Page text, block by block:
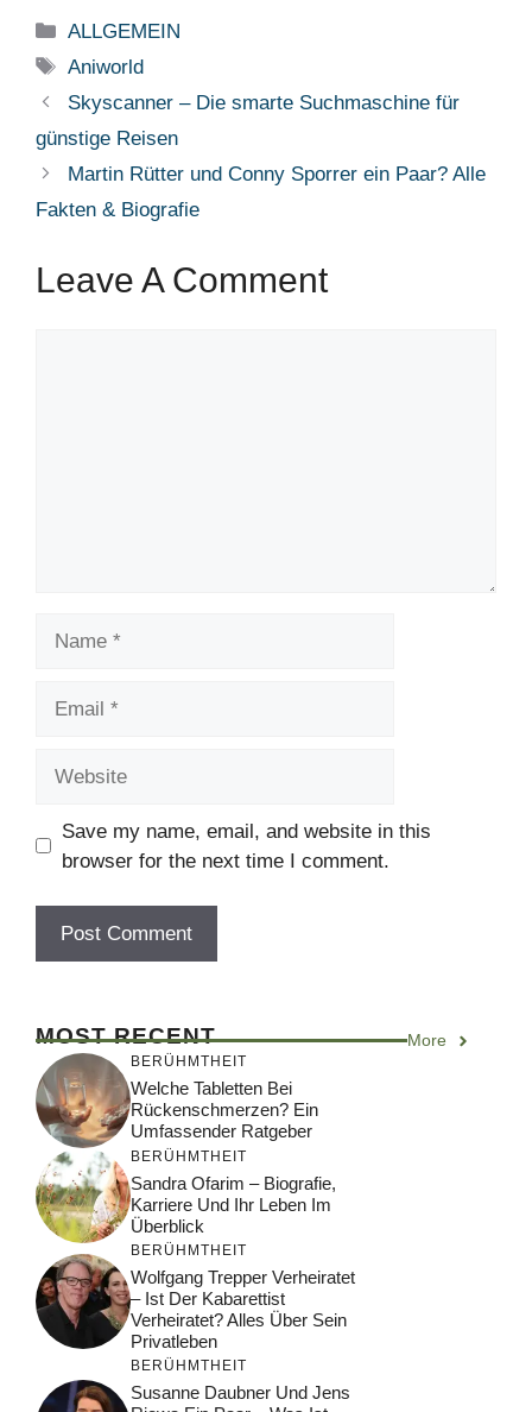
Categories
ALLGEMEIN
Tags
Aniworld
Skyscanner – Die smarte Suchmaschine für
günstige Reisen
Martin Rütter und Conny Sporrer ein Paar? Alle
Fakten & Biografie
Leave A Comment
Save my name, email, and website in this
browser for the next time I comment.
MOST RECENT More
BERÜHMTHEIT
Welche Tabletten Bei
Rückenschmerzen? Ein
Umfassender Ratgeber
BERÜHMTHEIT
Sandra Ofarim – Biografie,
Karriere Und Ihr Leben Im
Überblick
BERÜHMTHEIT
Wolfgang Trepper Verheiratet
– Ist Der Kabarettist
Verheiratet? Alles Über Sein
Privatleben
BERÜHMTHEIT
Susanne Daubner Und Jens